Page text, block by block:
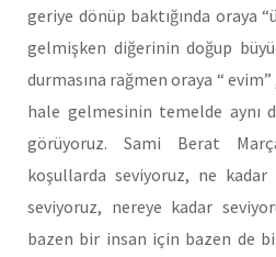
geriye dönüp baktığında oraya
gelmişken diğerinin doğup
durmasına rağmen oraya “
hale gelmesinin temelde aynı
görüyoruz. Sami Berat
koşullarda seviyoruz, ne kadar
seviyoruz, nereye kadar
bazen bir insan için bazen de